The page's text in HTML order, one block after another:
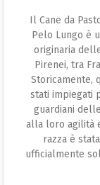
Il Cane da
Pelo Lungo è
originaria
Pirenei, tra
Storicamente,
stati impiegati
guardiani
alla loro agilità
razza è
ufficialmente